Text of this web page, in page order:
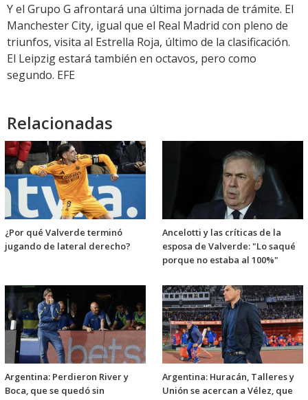
Y el Grupo G afrontará una última jornada de trámite. El
Manchester City, igual que el Real Madrid con pleno de
triunfos, visita al Estrella Roja, último de la clasificación.
El Leipzig estará también en octavos, pero como
segundo. EFE
Relacionadas
¿Por qué Valverde terminó
jugando de lateral derecho?
Ancelotti y las críticas de la
esposa de Valverde: "Lo saqué
porque no estaba al 100%"
Argentina: Perdieron River y
Boca, que se quedó sin
Argentina: Huracán, Talleres y
Unión se acercan a Vélez, que